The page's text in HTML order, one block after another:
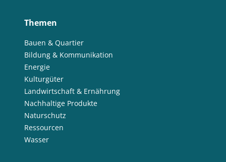
Themen
Bauen & Quartier
Bildung & Kommunikation
Energie
Kulturgüter
Landwirtschaft & Ernährung
Nachhaltige Produkte
Naturschutz
Ressourcen
Wasser